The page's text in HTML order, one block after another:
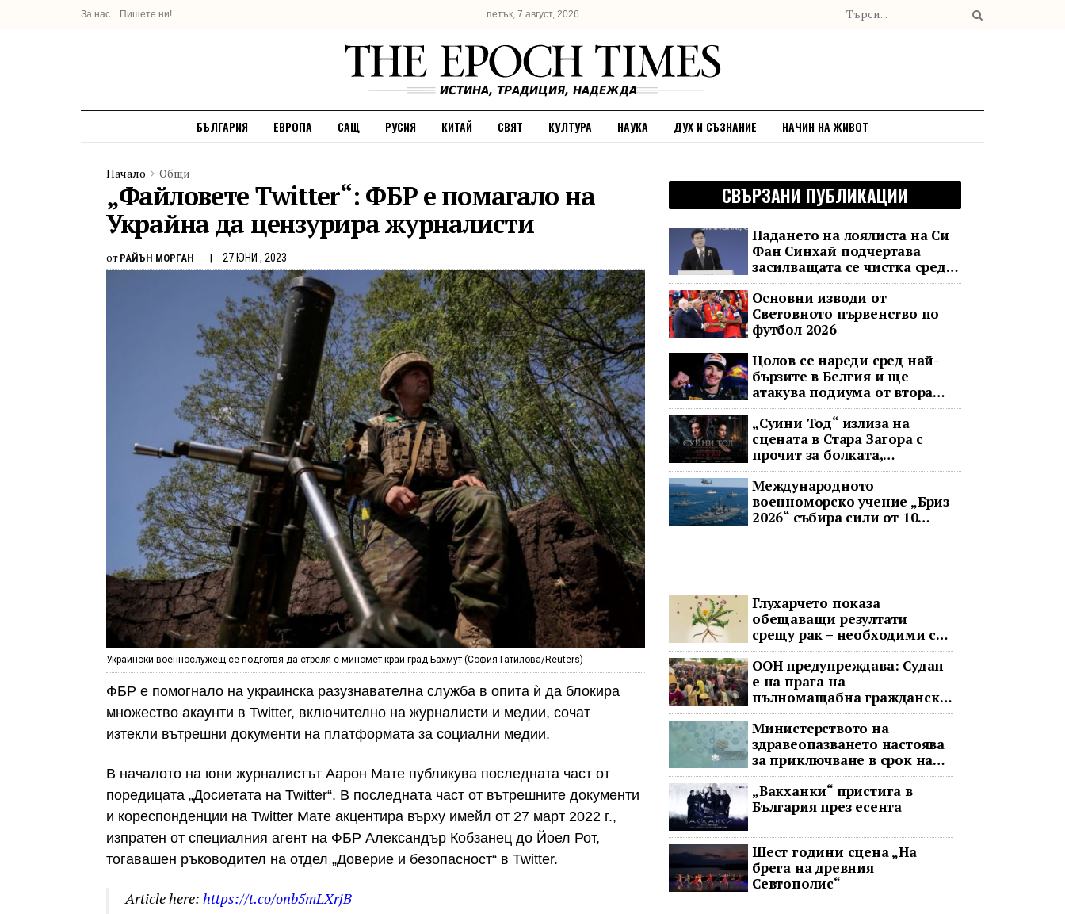
За нас Пишете ни! петък, 7 август, 2026
БЪЛГАРИЯ ЕВРОПА САЩ РУСИЯ КИТАЙ СВЯТ КУЛТУРА НАУКА ДУХ И СЪЗНАНИЕ НАЧИН НА ЖИВОТ
Начало Общи
„Файловете Twitter“: ФБР е помагало на
Украйна да цензурира журналисти
от РАЙЪН МОРГАН 27 ЮНИ , 2023
Украински военнослужещ се подготвя да стреля с миномет край град Бахмут (София Гатилова/Reuters)
ФБР е помогнало на украинска разузнавателна служба в опита ѝ да блокира
множество акаунти в Twitter, включително на журналисти и медии, сочат
изтекли вътрешни документи на платформата за социални медии.
В началото на юни журналистът Аарон Мате публикува последната част от
поредицата „Досиетата на Twitter“. В последната част от вътрешните документи
и кореспонденции на Twitter Мате акцентира върху имейл от 27 март 2022 г.,
изпратен от специалния агент на ФБР Александър Кобзанец до Йоел Рот,
тогавашен ръководител на отдел „Доверие и безопасност“ в Twitter.
Article here: https://t.co/onb5mLXrjB
СВЪРЗАНИ ПУБЛИКАЦИИ
Падането на лоялиста на Си
Фан Синхай подчертава
засилващата се чистка сред
финансовия елит на Китай
Основни изводи от
Световното първенство по
футбол 2026
Цолов се нареди сред най-
бързите в Белгия и ще
атакува подиума от втора
редица
„Суини Тод“ излиза на
сцената в Стара Загора с
прочит за болката,
справедливостта и
човечността
Международното
военноморско учение „Бриз
2026“ събира сили от 10
Глухарчето показа
обещаващи резултати
срещу рак – необходими са
изпитания с хора
ООН предупреждава: Судан
е на прага на
пълномащабна гражданска
война
Министерството на
здравеопазването настоява
за приключване в срок на
два ключови строителни
проекта
„Вакханки“ пристига в
България през есента
Шест години сцена „На
брега на древния
Севтополис“